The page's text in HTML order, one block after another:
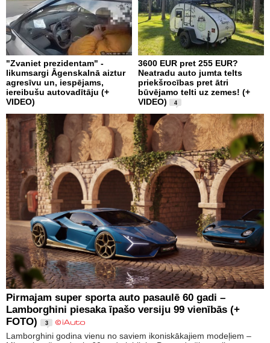
"Zvaniet prezidentam" -
likumsargi Āgenskalnā aiztur
agresīvu un, iespējams,
iereibušu autovadītāju (+
VIDEO)
3600 EUR pret 255 EUR?
Neatradu auto jumta telts
priekšrocības pret ātri
būvējamo telti uz zemes! (+
VIDEO)
4
Pirmajam super sporta auto pasaulē 60 gadi –
Lamborghini piesaka īpašo versiju 99 vienībās (+
FOTO)
3
Lamborghini godina vienu no saviem ikoniskākajiem modeļiem –